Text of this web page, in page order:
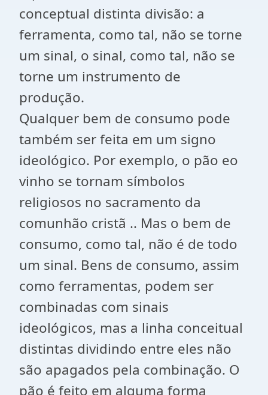
conceptual distinta divisão: a
ferramenta, como tal, não se torne
um sinal, o sinal, como tal, não se
torne um instrumento de
produção.
Qualquer bem de consumo pode
também ser feita em um signo
ideológico. Por exemplo, o pão eo
vinho se tornam símbolos
religiosos no sacramento da
comunhão cristã .. Mas o bem de
consumo, como tal, não é de todo
um sinal. Bens de consumo, assim
como ferramentas, podem ser
combinadas com sinais
ideológicos, mas a linha conceitual
distintas dividindo entre eles não
são apagados pela combinação. O
pão é feito em alguma forma